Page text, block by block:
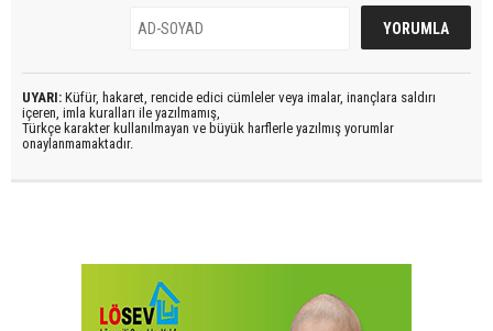
UYARI: Küfür, hakaret, rencide edici cümleler veya imalar, inançlara saldırı
içeren, imla kuralları ile yazılmamış,
Türkçe karakter kullanılmayan ve büyük harflerle yazılmış yorumlar
onaylanmamaktadır.